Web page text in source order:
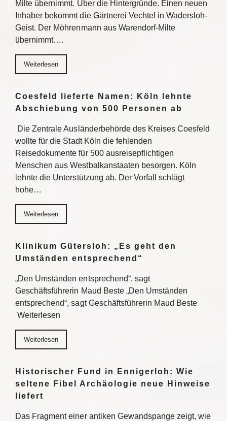
Milte übernimmt. Über die Hintergründe. Einen neuen
Inhaber bekommt die Gärtnerei Vechtel in Wadersloh-
Geist. Der Möhrenmann aus Warendorf-Milte
übernimmt….
Weiterlesen
Coesfeld lieferte Namen: Köln lehnte
Abschiebung von 500 Personen ab
Die Zentrale Ausländerbehörde des Kreises Coesfeld
wollte für die Stadt Köln die fehlenden
Reisedokumente für 500 ausreisepflichtigen
Menschen aus Westbalkanstaaten besorgen. Köln
lehnte die Unterstützung ab. Der Vorfall schlägt
hohe…
Weiterlesen
Klinikum Gütersloh: „Es geht den
Umständen entsprechend“
„Den Umständen entsprechend“, sagt
Geschäftsführerin Maud Beste „Den Umständen
entsprechend“, sagt Geschäftsführerin Maud Beste
Weiterlesen
Weiterlesen
Historischer Fund in Ennigerloh: Wie
seltene Fibel Archäologie neue Hinweise
liefert
Das Fragment einer antiken Gewandspange zeigt, wie